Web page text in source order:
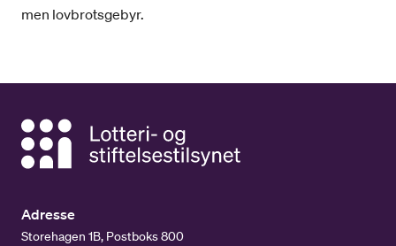
men lovbrotsgebyr.
Adresse
Storehagen 1B, Postboks 800